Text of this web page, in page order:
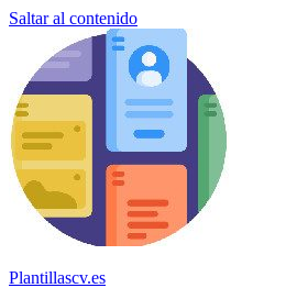
Saltar al contenido
Plantillascv.es